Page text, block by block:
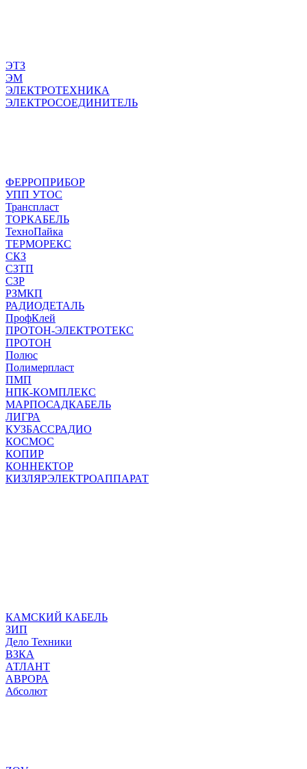
ЭТЗ
ЭМ
ЭЛЕКТРОТЕХНИКА
ЭЛЕКТРОСОЕДИНИТЕЛЬ
ФЕРРОПРИБОР
УПП УТОС
Транспласт
ТОРКАБЕЛЬ
ТехноПайка
ТЕРМОРЕКС
СКЗ
СЗТП
СЗР
РЗМКП
РАДИОДЕТАЛЬ
ПрофКлей
ПРОТОН-ЭЛЕКТРОТЕКС
ПРОТОН
Полюс
Полимерпласт
ПМП
НПК-КОМПЛЕКС
МАРПОСАДКАБЕЛЬ
ЛИГРА
КУЗБАССРАДИО
КОСМОС
КОПИР
КОННЕКТОР
КИЗЛЯРЭЛЕКТРОАППАРАТ
КАМСКИЙ КАБЕЛЬ
ЗИП
Дело Техники
ВЗКА
АТЛАНТ
АВРОРА
Абсолют